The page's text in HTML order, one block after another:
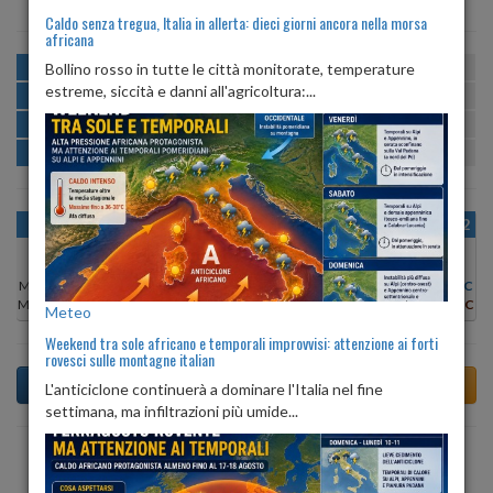
MATTINA min:23º max:29º U:61%
POMERIGGIO min:29º max:31º
SERA min: 27º max:34º U:67%-74%
NOTTE min:23º max:27º U:77%
OGGI
Min:
30°C
Max:32°C
VEN 07
Min:
29°C
Max:33°C
SAB 08
Min:29°C
Max:33°C
DOM 09
Min:28°C
Max:30°C
LUN 10
Min:
29°C
Max:32°C
MAR 11
Min:30°C
Max:35°C
MER 12
Min:
29°C
Max:31°C
Previsioni del Tempo a Agna tra 6 giorni
Caldo senza tregua, Italia in allerta: dieci giorni ancora nella morsa
africana
Bollino rosso in tutte le città monitorate, temperature
estreme, siccità e danni all'agricoltura:...
Meteo
Weekend tra sole africano e temporali improvvisi: attenzione ai forti
rovesci sulle montagne italian
L'anticiclone continuerà a dominare l'Italia nel fine
settimana, ma infiltrazioni più umide...